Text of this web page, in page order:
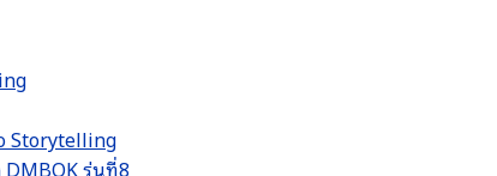
Storytelling
รุ่นที่8